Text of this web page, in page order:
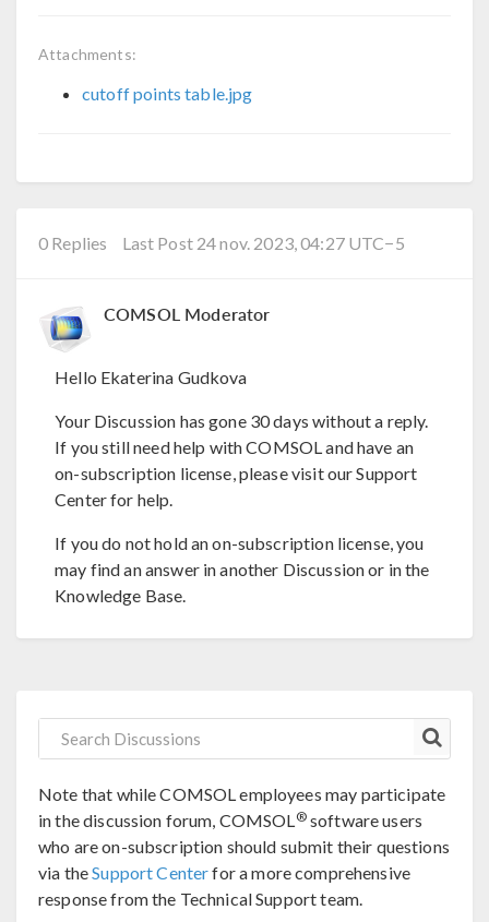
Attachments:
cutoff points table.jpg
0 Replies Last Post 24 nov. 2023, 04:27 UTC−5
COMSOL Moderator
Hello Ekaterina Gudkova
Your Discussion has gone 30 days without a reply.
If you still need help with COMSOL and have an
on-subscription license, please visit our Support
Center for help.
If you do not hold an on-subscription license, you
may find an answer in another Discussion or in the
Knowledge Base.
Note that while COMSOL employees may participate
in the discussion forum, COMSOL®software users
who are on-subscription should submit their questions
via theSupport Centerfor a more comprehensive
response from the Technical Support team.